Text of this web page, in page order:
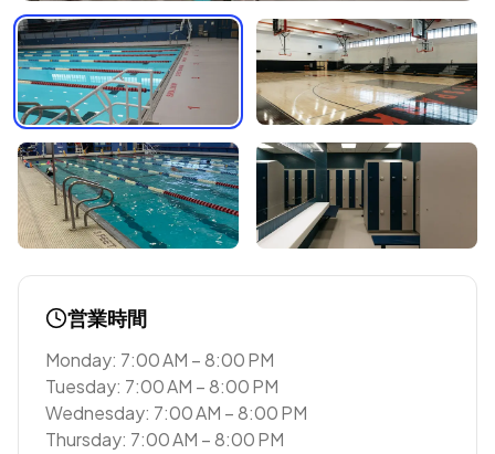
営業時間
Monday: 7:00 AM – 8:00 PM
Tuesday: 7:00 AM – 8:00 PM
Wednesday: 7:00 AM – 8:00 PM
Thursday: 7:00 AM – 8:00 PM